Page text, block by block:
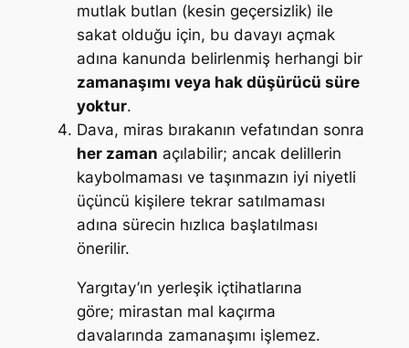
mutlak butlan (kesin geçersizlik) ile
sakat olduğu için, bu davayı açmak
adına kanunda belirlenmiş herhangi bir
zamanaşımı veya hak düşürücü süre
yoktur.
Dava, miras bırakanın vefatından sonra
her zaman açılabilir; ancak delillerin
kaybolmaması ve taşınmazın iyi niyetli
üçüncü kişilere tekrar satılmaması
adına sürecin hızlıca başlatılması
önerilir.
Yargıtay’ın yerleşik içtihatlarına
göre; mirastan mal kaçırma
davalarında zamanaşımı işlemez.